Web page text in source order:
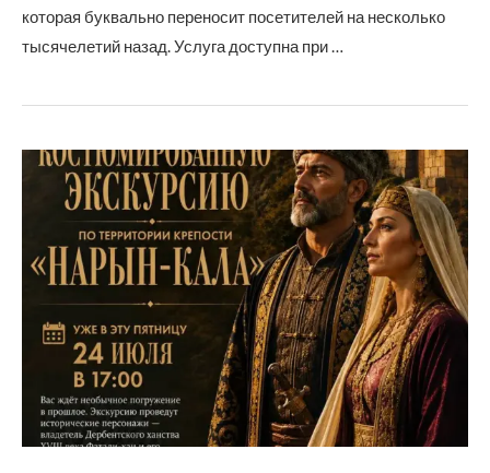
которая буквально переносит посетителей на несколько
тысячелетий назад. Услуга доступна при …